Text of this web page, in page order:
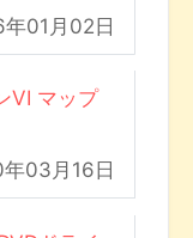
01月02日
VI マップ
03月16日